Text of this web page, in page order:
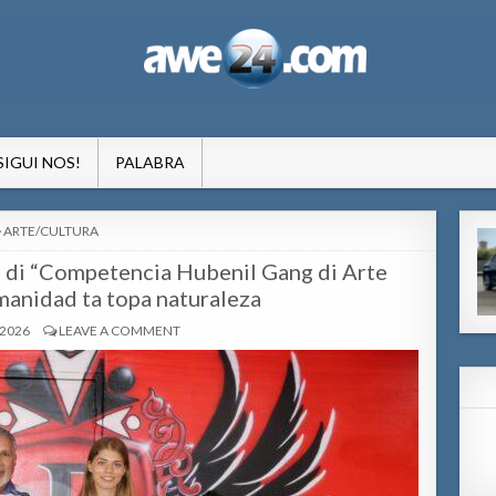
NOS! PALABRA
POSTED
IN
ARTE/CULTURA
“Competencia Hubenil Gang di Arte
ta topa naturaleza
LEAVE A COMMENT